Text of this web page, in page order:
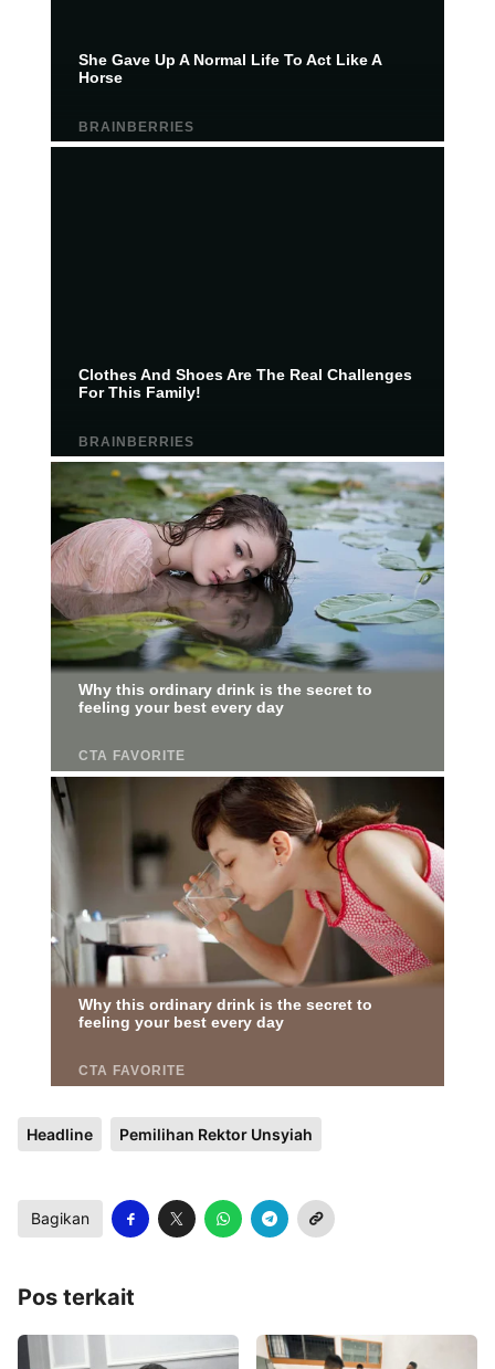
Headline Pemilihan Rektor Unsyiah
Bagikan
Pos terkait